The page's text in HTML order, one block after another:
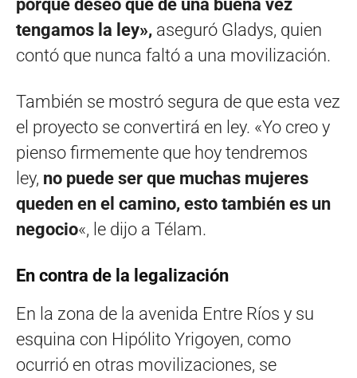
porque deseo que de una buena vez
tengamos la ley», aseguró Gladys, quien
contó que nunca faltó a una movilización.
También se mostró segura de que esta vez
el proyecto se convertirá en ley. «Yo creo y
pienso firmemente que hoy tendremos
ley, no puede ser que muchas mujeres
queden en el camino, esto también es un
negocio«, le dijo a Télam.
En contra de la legalización
En la zona de la avenida Entre Ríos y su
esquina con Hipólito Yrigoyen, como
ocurrió en otras movilizaciones, se